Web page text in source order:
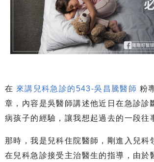
在 來講兒科急診的543-吳昌騰醫師 粉
章，內容是吳醫師講述他近日在急診診
病孩子的經驗，讓我想起過去的一段往
那時，我是兒科住院醫師，剛進入兒科
在兒科急診接受主治醫生的指導，由於